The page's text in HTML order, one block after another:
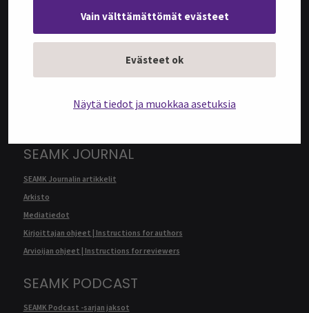
Vain välttämättömät evästeet
Evästeet ok
Näytä tiedot ja muokkaa asetuksia
@SEAMK-VERKKOLEHTI
SEAMK JOURNAL
SEAMK Journalin artikkelit
Arkisto
Mediatiedot
Kirjoittajan ohjeet | Instructions for authors
Arvioijan ohjeet | Instructions for reviewers
SEAMK PODCAST
SEAMK Podcast -sarjan jaksot